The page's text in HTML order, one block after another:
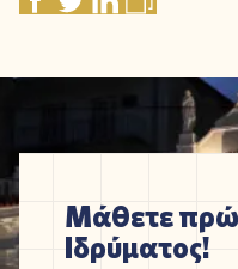
Μάθετε
Ιδρύματος!